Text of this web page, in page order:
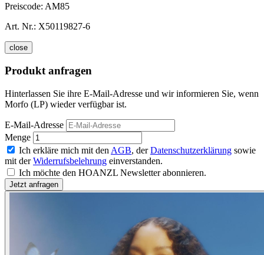
Preiscode: AM85
Art. Nr.: X50119827-6
close
Produkt anfragen
Hinterlassen Sie ihre E-Mail-Adresse und wir informieren Sie, wenn
Morfo (LP) wieder verfügbar ist.
E-Mail-Adresse
Menge
Ich erkläre mich mit den AGB, derDatenschutzerklärung sowie
mit derWiderrufsbelehrung einverstanden.
Ich möchte den HOANZL Newsletter abonnieren.